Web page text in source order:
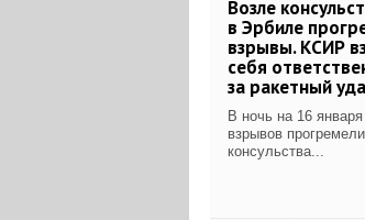
Возле
в Эрбиле
взрывы. КСИР
себя
за ракетный
В ночь на 16
взрывов
консульства...